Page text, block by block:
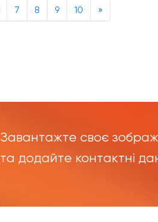
7 8 9 10 »
Завантажте своє
та додайте контактні